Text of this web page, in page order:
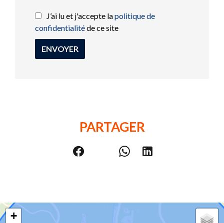
J’ai lu et j'accepte lapolitique de
confidentialitéde ce site
ENVOYER
PARTAGER
+